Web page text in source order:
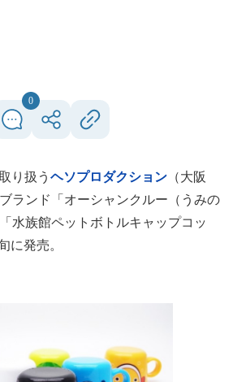
0
り扱うヘソプロダクション （大阪
ランド「オーシャンクルー（うみの
水族館ペットボトルキャップコッ
に発売。